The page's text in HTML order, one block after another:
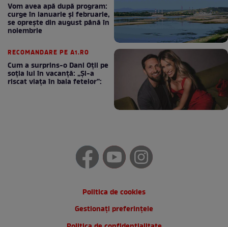
Vom avea apă după program:
curge în ianuarie și februarie,
se oprește din august până în
noiembrie
RECOMANDARE PE A1.RO
Cum a surprins-o Dani Oțil pe
soția lui în vacanță: „Și-a
riscat viața în baia fetelor”:
Politica de cookies
Gestionați preferințele